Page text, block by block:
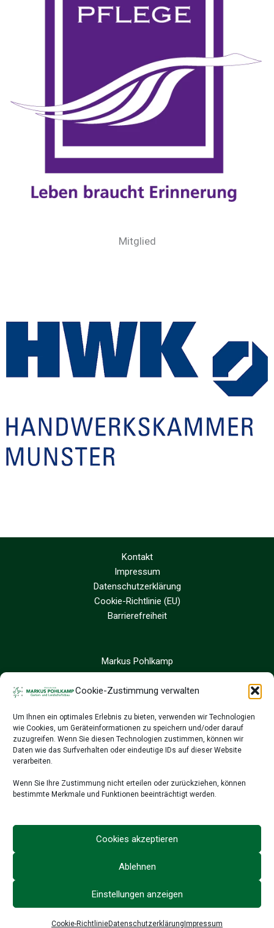
Cookie-Zustimmung verwalten
Um Ihnen ein optimales Erlebnis zu bieten, verwenden wir Technologien
wie Cookies, um Geräteinformationen zu speichern und/oder darauf
zuzugreifen. Wenn Sie diesen Technologien zustimmen, können wir
Daten wie das Surfverhalten oder eindeutige IDs auf dieser Website
verarbeiten.
Wenn Sie Ihre Zustimmung nicht erteilen oder zurückziehen, können
bestimmte Merkmale und Funktionen beeinträchtigt werden.
Cookies akzeptieren
Ablehnen
Einstellungen anzeigen
Cookie-RichtlinieDatenschutzerklärung Impressum
Mitglied
Kontakt
Impressum
Datenschutzerklärung
Cookie-Richtlinie (EU)
Barrierefreiheit
Markus Pohlkamp
Sandfort 8
48324 Sendenhorst
02526 9390 24
02526 9514 78
info@galabau-pohlkamp.de
Copyright © 2026 Markus Pohlkamp |Website by kreatifwerk